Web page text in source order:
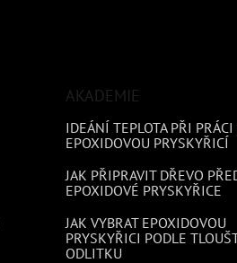
AKADEMIE
IDEÁNÍ TEPLOTA PŘI PRÁCI
EPOXIDOVOU PRYSKYŘICÍ
JAK PŘIPRAVIT DŘEVO
EPOXIDOVÉ PRYSKYŘICE
JAK VYBRAT EPOXIDOVOU
PRYSKYŘICI PODLE
ODLITKU